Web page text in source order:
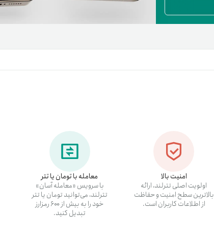
امنیت بالا
اولویت اصلی تترلند، ارائه
بالاترین سطح امنیت و حفاظت
از اطلاعات کاربران است.
معامله با تومان یا تتر
با سرویس «معامله آسان»
تترلند، می‌توانید تومان یا تتر
خود را به بیش از ۶۰۰ رمزارز
تبدیل کنید.